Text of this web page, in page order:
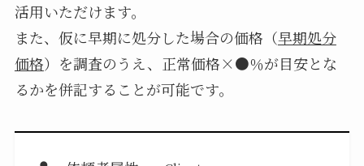
活用いただけます。
また、仮に早期に処分した場合の価格（早期処分
価格）を調査のうえ、正常価格×●％が目安とな
るかを併記することが可能です。